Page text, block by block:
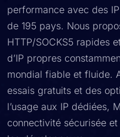
performance avec des
de 195 pays. Nous
HTTP/SOCKS5 rapides
d’IP propres
mondial fiable et fluide.
essais gratuits et des
l’usage aux IP dédiées,
connectivité sécurisée